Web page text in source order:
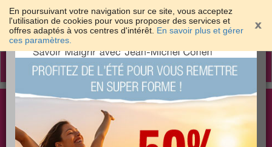
En poursuivant votre navigation sur ce site, vous acceptez
l'utilisation de cookies pour vous proposer des services et
offres adaptés à vos centres d'intérêt. En savoir plus et gérer
ces paramètres.
Toggle
Les meilleures solutions pour maigrir et être bien
dans sa peau
×